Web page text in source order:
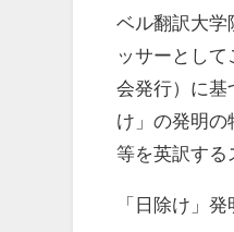
ベル翻訳大学
ッサーとして
会発行）に基
け」の発明の
等を英訳する
「日除け」